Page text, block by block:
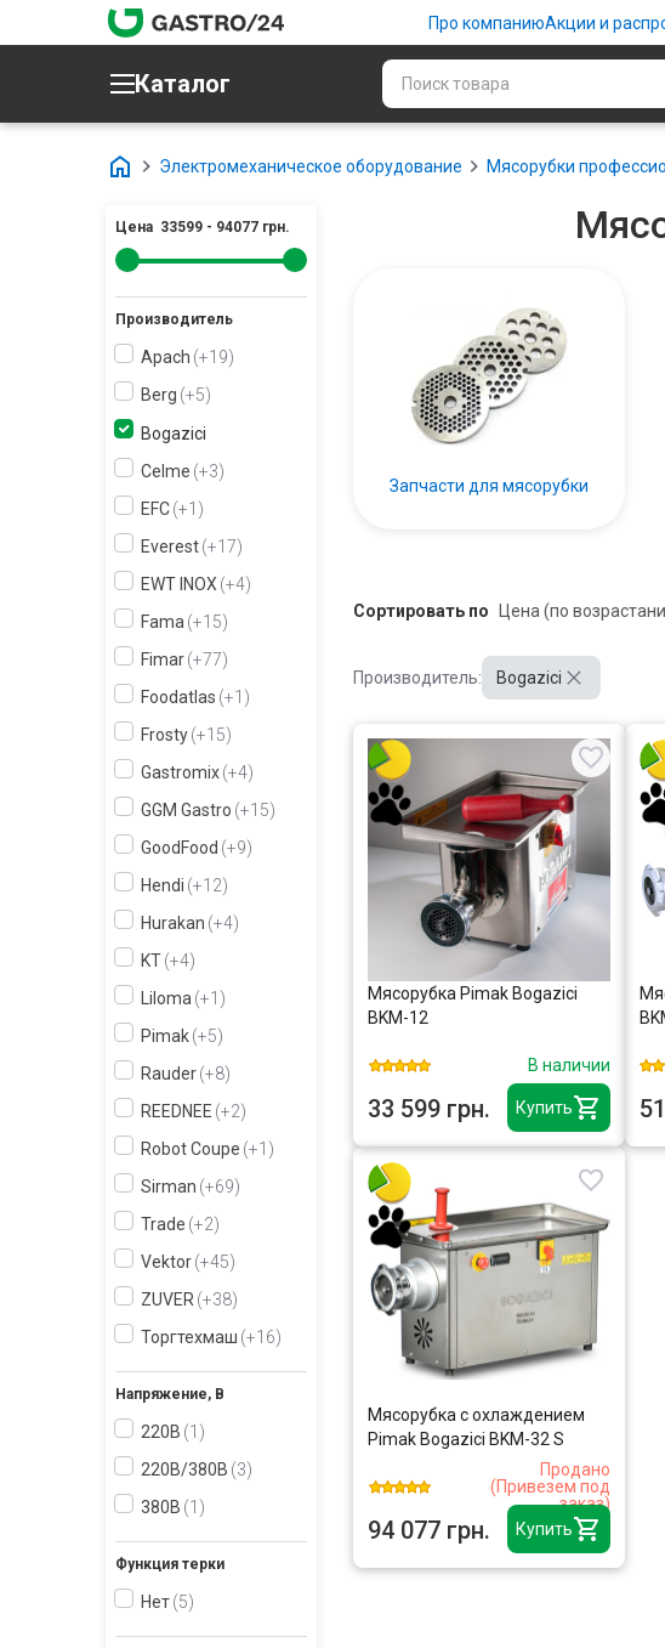
Про компаниюАкции и
Каталог
Электромеханическое оборудование Мясорубки
Цена 33599 - 94077 грн.
Производитель
Apach +19
Berg +5
Bogazici
Celme +3
EFC +1
Everest +17
EWT INOX +4
Fama +15
Fimar +77
Foodatlas +1
Frosty +15
Gastromix +4
GGM Gastro +15
GoodFood +9
Hendi +12
Hurakan +4
KT +4
Liloma +1
Pimak +5
Rauder +8
REEDNEE +2
Robot Coupe +1
Sirman +69
Trade +2
Vektor +45
ZUVER +38
Торгтехмаш +16
Напряжение, В
220В 1
220В/380В 3
380В 1
Функция терки
Нет 5
Запчасти для мясорубки
Сортировать по
Производитель: Bogazici
Купить
Мясорубка Pimak Bogazici
BKM-12
В наличии
33 599 грн.
Купить
Мясорубка с охлаждением
Pimak Bogazici BKM-32 S
Продано
(Привезем под
заказ)
94 077 грн.